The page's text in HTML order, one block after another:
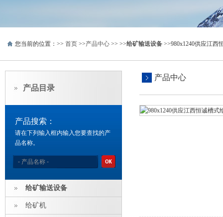
您当前的位置：>> 首页 >>产品中心 >> >>给矿输送设备 >>980x1240供应江西
产品目录
产品搜索：
请在下列输入框内输入您要查找的产
品名称。
给矿输送设备
给矿机
产品中心